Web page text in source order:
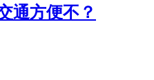
通方便不？